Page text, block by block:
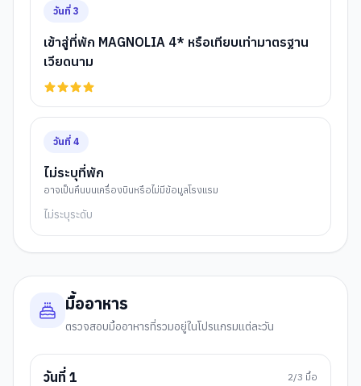
วันที่ 3
เข้าสู่ที่พัก MAGNOLIA 4* หรือเทียบเท่ามาตรฐาน
เวียดนาม
วันที่ 4
ไม่ระบุที่พัก
อาจเป็นคืนบนเครื่องบินหรือไม่มีข้อมูลโรงแรม
ไม่ระบุระดับ
มื้ออาหาร
ตรวจสอบมื้ออาหารที่รวมอยู่ในโปรแกรมแต่ละวัน
วันที่ 1 2/3 มื้อ